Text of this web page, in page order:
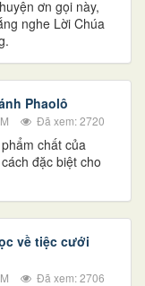
ơn gọi này,
nghe Lời Chúa
Phaolô
Đã xem: 2720
chất của
đặc biệt cho
về tiệc cưới
Đã xem: 2706